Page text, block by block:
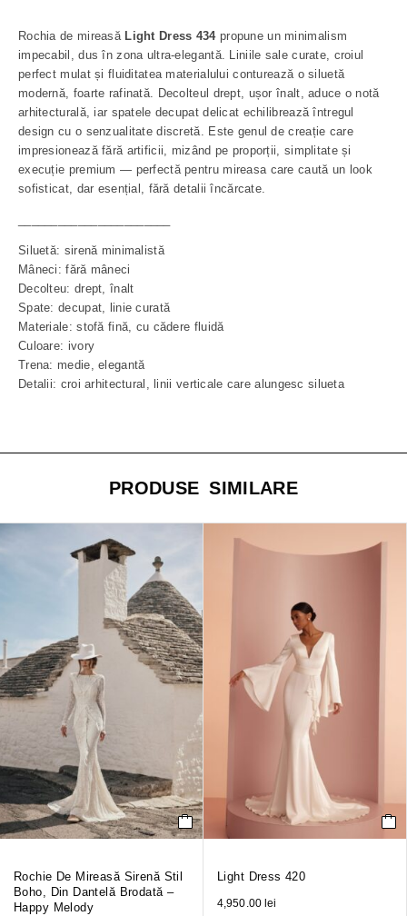
Rochia de mireasă Light Dress 434propune un minimalism
impecabil, dus în zona ultra-elegantă. Liniile sale curate, croiul
perfect mulat și fluiditatea materialului conturează o siluetă
modernă, foarte rafinată. Decolteul drept, ușor înalt, aduce o notă
arhitecturală, iar spatele decupat delicat echilibrează întregul
design cu o senzualitate discretă. Este genul de creație care
impresionează fără artificii, mizând pe proporții, simplitate și
execuție premium — perfectă pentru mireasa care caută un look
sofisticat, dar esențial, fără detalii încărcate.
Siluetă: sirenă minimalistă
Mâneci: fără mâneci
Decolteu: drept, înalt
Spate: decupat, linie curată
Materiale: stofă fină, cu cădere fluidă
Culoare: ivory
Trena: medie, elegantă
Detalii: croi arhitectural, linii verticale care alungesc silueta
PRODUSE SIMILARE
Rochie De Mireasă Sirenă Stil
Boho, Din Dantelă Brodată –
Happy Melody
Light Dress 420
4,950.00 lei